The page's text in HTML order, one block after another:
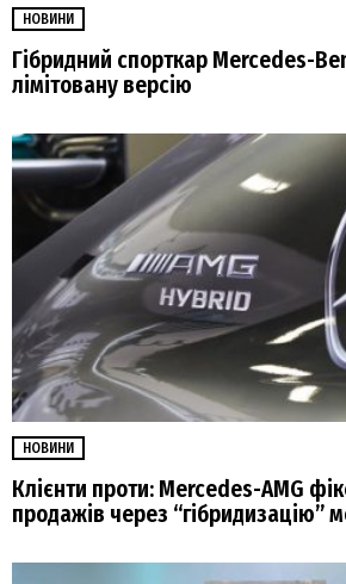
НОВИНИ
Гібридний спорткар Mercedes-
лімітовану версію
НОВИНИ
Клієнти проти: Mercedes-AMG
продажів через “гібридизацію”